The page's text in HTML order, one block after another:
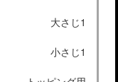
大さじ1
小さじ1